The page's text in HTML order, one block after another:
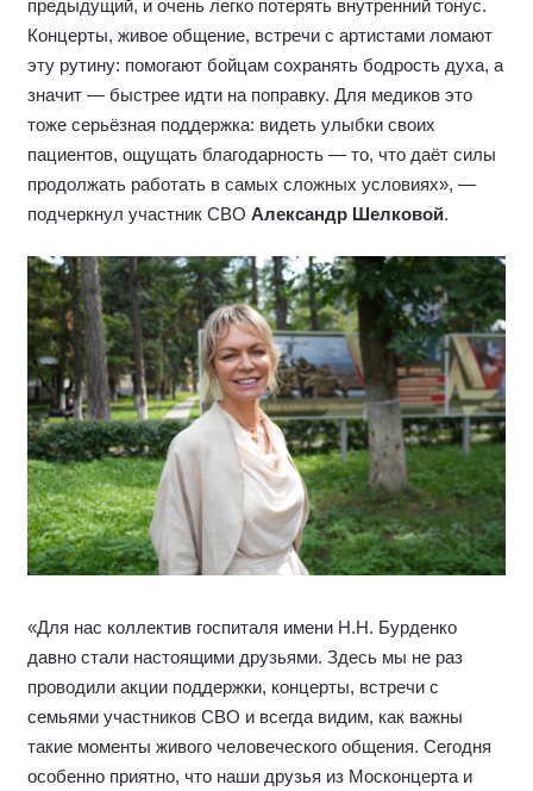
предыдущий, и очень легко потерять внутренний тонус.
Концерты, живое общение, встречи с артистами ломают
эту рутину: помогают бойцам сохранять бодрость духа, а
значит — быстрее идти на поправку. Для медиков это
тоже серьёзная поддержка: видеть улыбки своих
пациентов, ощущать благодарность — то, что даёт силы
продолжать работать в самых сложных условиях», —
подчеркнул участник СВО Александр Шелковой.
«Для нас коллектив госпиталя имени Н.Н. Бурденко
давно стали настоящими друзьями. Здесь мы не раз
проводили акции поддержки, концерты, встречи с
семьями участников СВО и всегда видим, как важны
такие моменты живого человеческого общения. Сегодня
особенно приятно, что наши друзья из Москонцерта и